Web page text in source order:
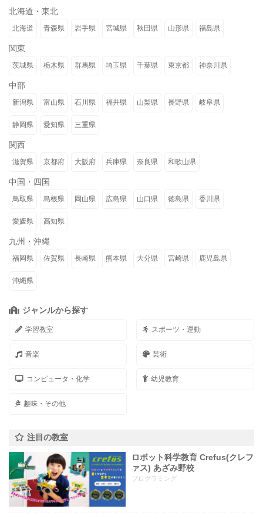
北海道・東北
北海道 青森県 岩手県 宮城県 秋田県 山形県 福島県
関東
茨城県 栃木県 群馬県 埼玉県 千葉県 東京都 神奈川県
中部
新潟県 富山県 石川県 福井県 山梨県 長野県 岐阜県
静岡県 愛知県 三重県
関西
滋賀県 京都府 大阪府 兵庫県 奈良県 和歌山県
中国・四国
鳥取県 島根県 岡山県 広島県 山口県 徳島県 香川県
愛媛県 高知県
九州・沖縄
福岡県 佐賀県 長崎県 熊本県 大分県 宮崎県 鹿児島県
沖縄県
ジャンルから探す
学習教室 スポーツ・運動
音楽 芸術
コンピュータ・化学 幼児教育
趣味・その他
注目の教室
ロボット科学教育 Crefus(クレフ
ァス) あざみ野校
プログラミング